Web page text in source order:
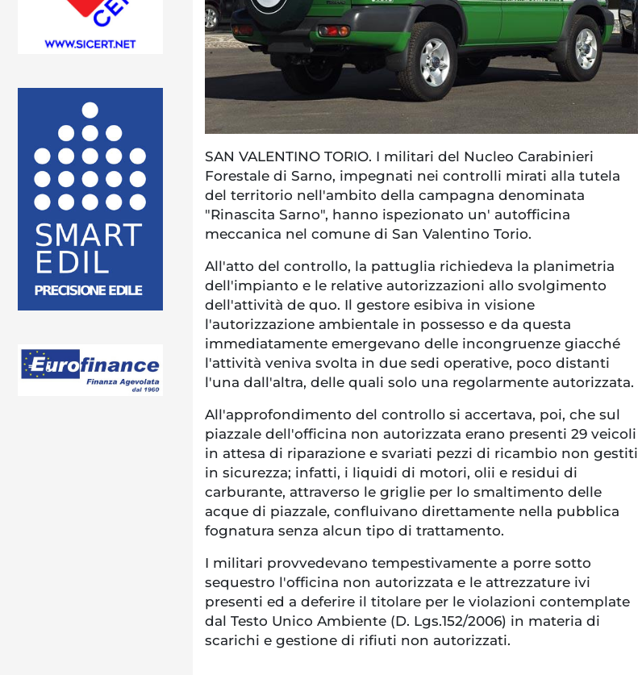
SAN VALENTINO TORIO. I militari del Nucleo Carabinieri
Forestale di Sarno, impegnati nei controlli mirati alla tutela
del territorio nell'ambito della campagna denominata
"Rinascita Sarno", hanno ispezionato un' autofficina
meccanica nel comune di San Valentino Torio.
All'atto del controllo, la pattuglia richiedeva la planimetria
dell'impianto e le relative autorizzazioni allo svolgimento
dell'attività de quo. Il gestore esibiva in visione
l'autorizzazione ambientale in possesso e da questa
immediatamente emergevano delle incongruenze giacché
l'attività veniva svolta in due sedi operative, poco distanti
l'una dall'altra, delle quali solo una regolarmente autorizzata.
All'approfondimento del controllo si accertava, poi, che sul
piazzale dell'officina non autorizzata erano presenti 29 veicoli
in attesa di riparazione e svariati pezzi di ricambio non gestiti
in sicurezza; infatti, i liquidi di motori, olii e residui di
carburante, attraverso le griglie per lo smaltimento delle
acque di piazzale, confluivano direttamente nella pubblica
fognatura senza alcun tipo di trattamento.
I militari provvedevano tempestivamente a porre sotto
sequestro l'officina non autorizzata e le attrezzature ivi
presenti ed a deferire il titolare per le violazioni contemplate
dal Testo Unico Ambiente (D. Lgs.152/2006) in materia di
scarichi e gestione di rifiuti non autorizzati.